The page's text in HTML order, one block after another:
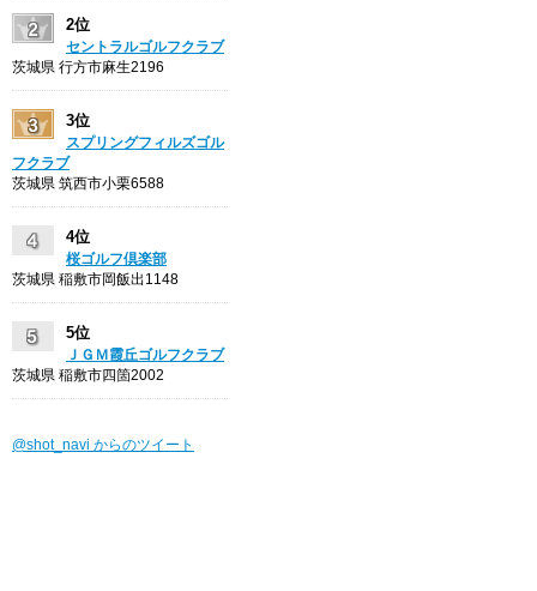
2位
セントラルゴルフクラブ
茨城県 行方市麻生2196
3位
スプリングフィルズゴル
フクラブ
茨城県 筑西市小栗6588
4位
桜ゴルフ倶楽部
茨城県 稲敷市岡飯出1148
5位
ＪＧＭ霞丘ゴルフクラブ
茨城県 稲敷市四箇2002
@shot_navi からのツイート